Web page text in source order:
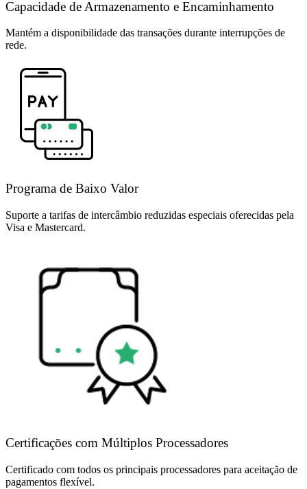
Capacidade de Armazenamento e Encaminhamento
Mantém a disponibilidade das transações durante interrupções de
rede.
Programa de Baixo Valor
Suporte a tarifas de intercâmbio reduzidas especiais oferecidas pela
Visa e Mastercard.
Certificações com Múltiplos Processadores
Certificado com todos os principais processadores para aceitação de
pagamentos flexível.